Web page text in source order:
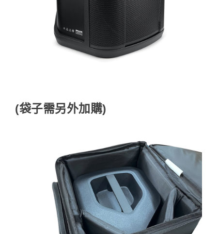
(袋子需另外加購)